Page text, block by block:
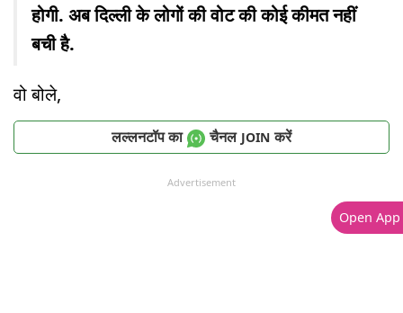
होगी. अब दिल्ली के लोगों की वोट की कोई कीमत नहीं
बची है.
वो बोले,
लल्लनटॉप का चैनल JOIN करें
Advertisement
Open App